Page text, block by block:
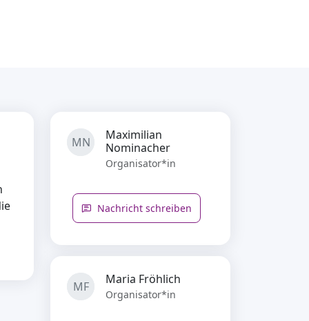
MN
Maximilian
Nominacher
Organisator*in
Nachricht schreiben
MF Maria Fröhlich
Organisator*in